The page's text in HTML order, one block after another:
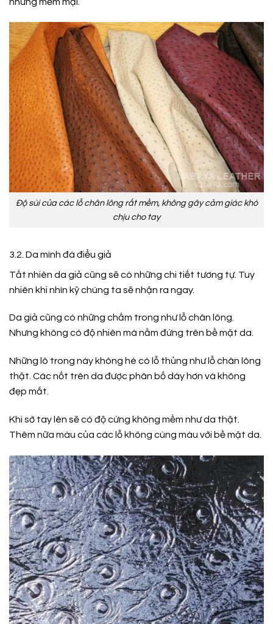
Độ sùi của các lỗ chân lông rất mềm, không gây cảm giác khó
chịu cho tay
3.2. Da mình đà điểu giả
Tất nhiên da giả cũng sẽ có những chi tiết tương tự. Tuy
nhiên khi nhìn kỹ chúng ta sẽ nhận ra ngay.
Da giả cũng có những chấm trong như lỗ chân lông.
Nhưng không có độ nhiên mà nằm đứng trên bề mặt da.
Những lô trong này không hè có lỗ thủng như lỗ chân lông
thật. Các nốt trên da được phân bố dày hơn và không
đẹp mắt.
Khi sờ tay lên sẽ có độ cứng không mềm như da thật.
Thêm nữa màu của các lỗ không cùng màu với bề mặt da.